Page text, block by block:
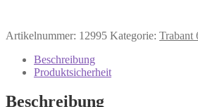
Artikelnummer: 12995 Kategorie: Trabant
Beschreibung
Produktsicherheit
Beschreibung